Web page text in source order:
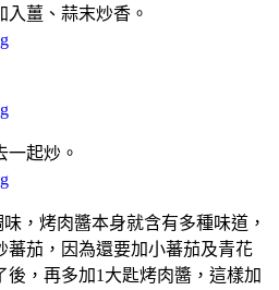
入薑、蒜末炒香。
一起炒。
，烤肉醬本身就含有多種味道，
蕃茄，因為還要加小蕃茄及青花
後，再多加1大匙烤肉醬，這樣加